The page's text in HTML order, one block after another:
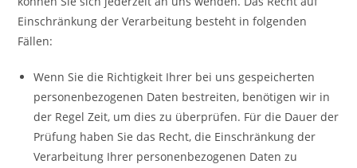
Einschränkung der Verarbeitung besteht in folgenden
Fällen:
Wenn Sie die Richtigkeit Ihrer bei uns gespeicherten
personenbezogenen Daten bestreiten, benötigen wir in
der Regel Zeit, um dies zu überprüfen. Für die Dauer der
Prüfung haben Sie das Recht, die Einschränkung der
Verarbeitung Ihrer personenbezogenen Daten zu